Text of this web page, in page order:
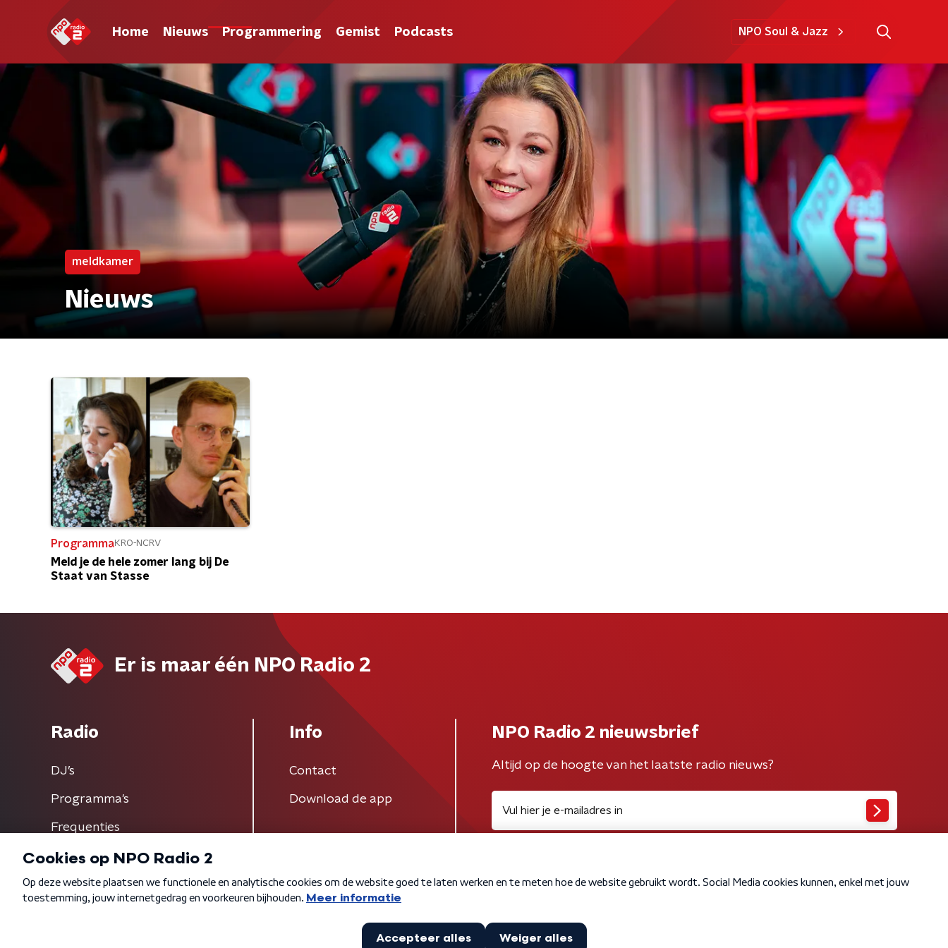
Home Nieuws Programmering Gemist Podcasts NPO Soul & Jazz
meldkamer
Nieuws
ProgrammaKRO-NCRV
Meld je de hele zomer lang bij De
Staat van Stasse
Er is maar één NPO Radio 2
Radio
DJ’s
Programma's
Frequenties
Info
Contact
Download de app
NPO Radio 2 nieuwsbrief
Altijd op de hoogte van het laatste radio nieuws?
Algemene voorwaarden Privacybeleid